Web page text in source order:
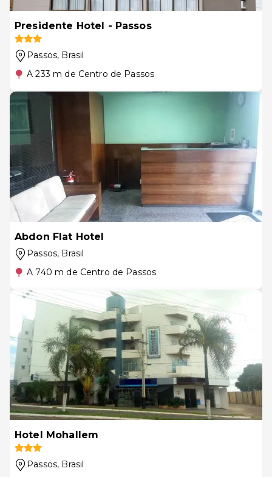
Presidente Hotel - Passos
Passos, Brasil
A 233 m de Centro de Passos
Abdon Flat Hotel
Passos, Brasil
A 740 m de Centro de Passos
Hotel Mohallem
Passos, Brasil